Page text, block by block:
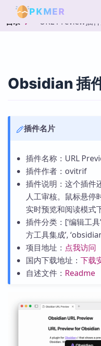
PKMER
目录 URL Preview插
Obsidian 插
插件名片
插件名称：URL
插件作者：ovitrif
插件说明：这个插件
人工审核。鼠标悬停
实时预览和阅读模式
插件分类：[‘编辑工具
方工具集成’,
项目地址： 点我访问
国内下载地址： 下载
自述文件： Readme